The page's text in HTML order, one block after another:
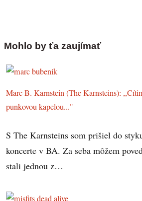
Mohlo by ťa zaujímať
Marc B. Karnstein (The Karnsteins):
punkovou kapelou..."
S The Karnsteins som prišiel do
koncerte v BA. Za seba môžem
stali jednou z…